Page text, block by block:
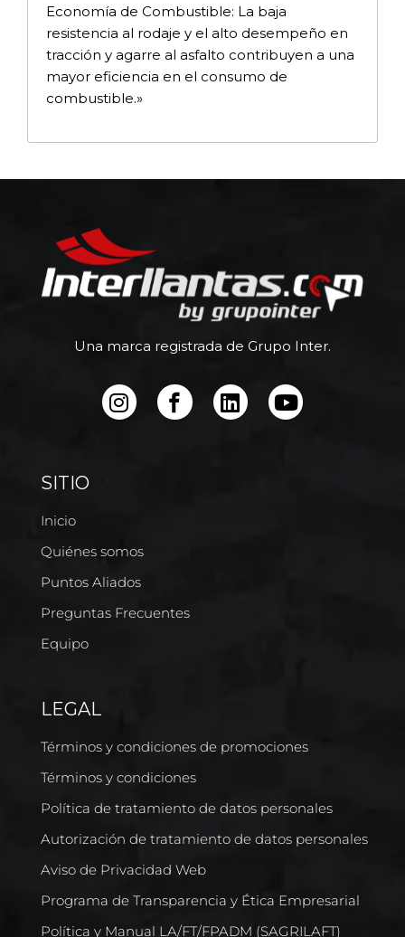
Economía de Combustible: La baja
resistencia al rodaje y el alto desempeño en
tracción y agarre al asfalto contribuyen a una
mayor eficiencia en el consumo de
combustible.»
Una marca registrada de Grupo Inter.
SITIO
Inicio
Quiénes somos
Puntos Aliados
Preguntas Frecuentes
Equipo
LEGAL
Términos y condiciones de promociones
Términos y condiciones
Política de tratamiento de datos personales
Autorización de tratamiento de datos personales
Aviso de Privacidad Web
Programa de Transparencia y Ética Empresarial
Política y Manual LA/FT/FPADM (SAGRILAFT)